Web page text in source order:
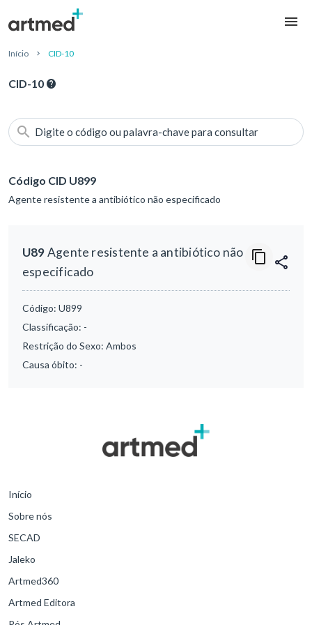
Início CID-10
CID-10
Digite o código ou palavra-chave para consultar
Código CID U899
Agente resistente a antibiótico não especificado
U89Agente resistente a antibiótico não
especificado
Código: U899
Classificação: -
Restrição do Sexo: Ambos
Causa óbito: -
Início
Sobre nós
SECAD
Jaleko
Artmed360
Artmed Editora